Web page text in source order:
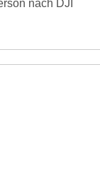
nach DJI